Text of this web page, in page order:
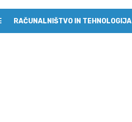
RAČUNALNIŠTVO IN TEHNOLOGIJA